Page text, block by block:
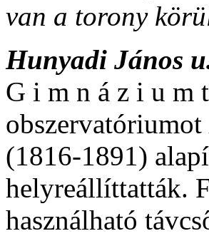
van a torony
Hunyadi János
G i m n á z i u m
obszervatóriumot
(1816-1891)
helyreállíttatták.
használható